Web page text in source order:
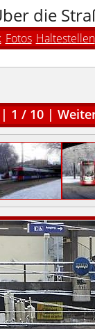
die
Fotos Haltestellen
| 1 / 10 |